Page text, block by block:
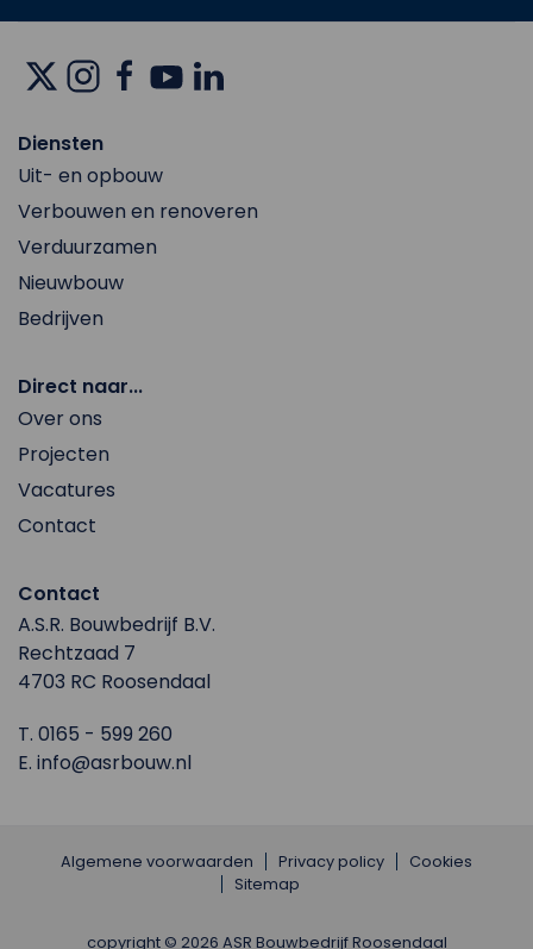
Diensten
Uit- en opbouw
Verbouwen en renoveren
Verduurzamen
Nieuwbouw
Bedrijven
Direct naar...
Over ons
Projecten
Vacatures
Contact
Contact
A.S.R. Bouwbedrijf B.V.
Rechtzaad 7
4703 RC Roosendaal
T. 0165 - 599 260
E. info@asrbouw.nl
Algemene voorwaarden Privacy policy
Cookies
Sitemap
copyright © 2026 ASR Bouwbedrijf Roosendaal